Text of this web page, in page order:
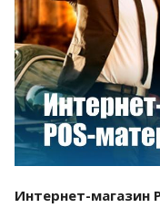
Интернет-магазин